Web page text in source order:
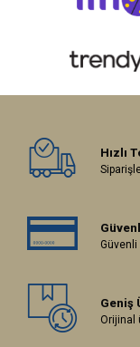
Hızlı
Geniş
Orijinal